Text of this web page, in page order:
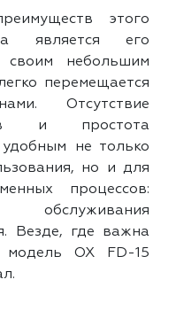
этого
является его
своим небольшим
перемещается
Отсутствие
и простота
не только
но и для
процессов:
обслуживания
Везде, где важна
OX FD-15